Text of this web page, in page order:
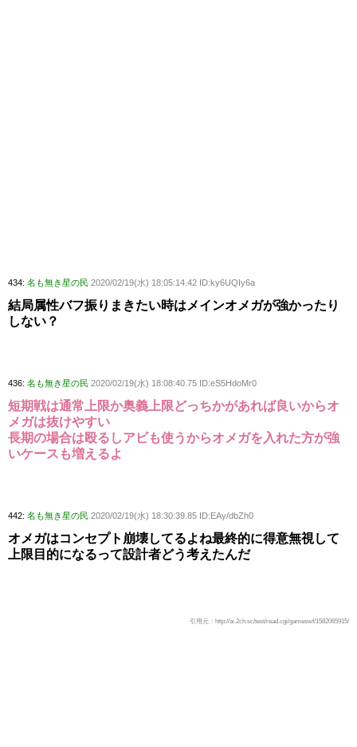
434: 名も無き星の民 2020/02/19(水) 18:05:14.42 ID:ky6UQIy6a
結局属性バフ振りまきたい時はメインオメガが強かったり
しない？
436: 名も無き星の民 2020/02/19(水) 18:08:40.75 ID:eS5HdoMr0
短期戦は通常上限か奥義上限どっちかがあれば良いからオ
メガは抜けやすい
長期の場合は殴るしアビも使うからオメガを入れた方が強
いケースも増えるよ
442: 名も無き星の民 2020/02/19(水) 18:30:39.85 ID:EAy/dbZh0
オメガはコンセプト崩壊してるよね最終的に得意無視して
上限目的になるって設計者どう考えたんだ
引用元：http://ai.2ch.sc/test/read.cgi/gameswf/1582065915/